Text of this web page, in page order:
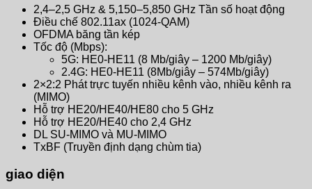
2,4–2,5 GHz & 5,150–5,850 GHz Tần số hoạt động
Điều chế 802.11ax (1024-QAM)
OFDMA băng tần kép
Tốc độ (Mbps):
5G: HE0-HE11 (8 Mb/giây – 1200 Mb/giây)
2.4G: HE0-HE11 (8Mb/giây – 574Mb/giây)
2×2:2 Phát trực tuyến nhiều kênh vào, nhiều kênh ra
(MIMO)
Hỗ trợ HE20/HE40/HE80 cho 5 GHz
Hỗ trợ HE20/HE40 cho 2,4 GHz
DL SU-MIMO và MU-MIMO
TxBF (Truyền định dạng chùm tia)
giao diện